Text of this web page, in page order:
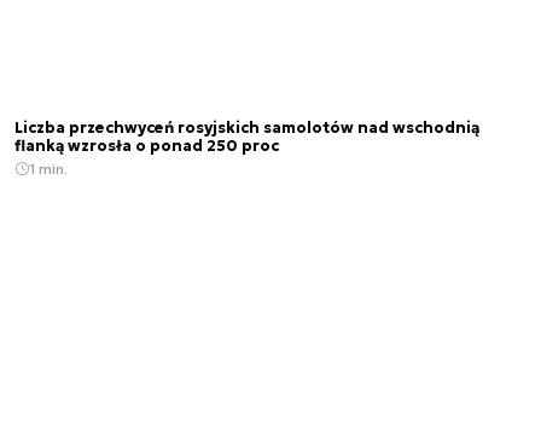
Liczba przechwyceń rosyjskich samolotów nad wschodnią
flanką wzrosła o ponad 250 proc
1 min.